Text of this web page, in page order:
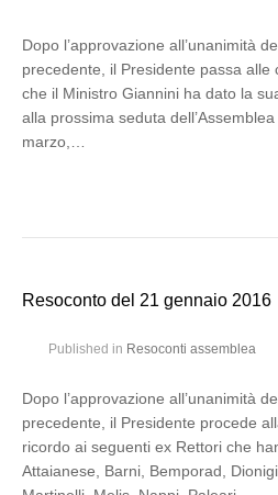
Dopo l’approvazione all’unanimità
precedente, il Presidente passa
che il Ministro Giannini ha dato la
alla prossima seduta
marzo,…
Resoconto del 21 gennaio 2016
Published in Resoconti assemblea
Dopo l’approvazione all’unanimità
precedente, il Presidente procede
ricordo ai seguenti ex Rettori che
Attaianese, Barni, Bemporad,